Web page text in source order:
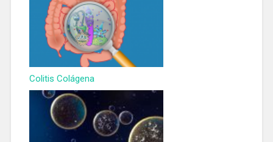
Colitis Colágena